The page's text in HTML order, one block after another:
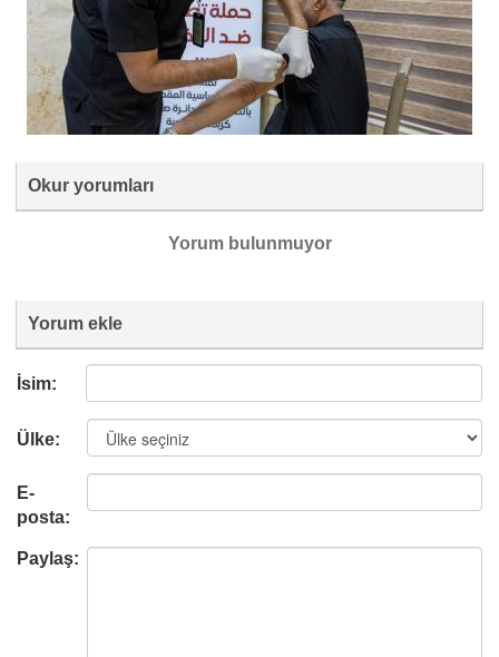
Okur yorumları
Yorum bulunmuyor
Yorum ekle
İsim:
Ülke:
E-
posta:
Paylaş: